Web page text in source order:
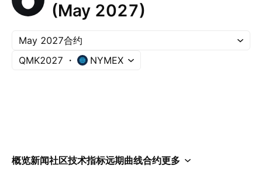
(May 2027)
May 2027合约
QMK2027
NYMEX
概览新闻社区技术指标远期曲线合约更多